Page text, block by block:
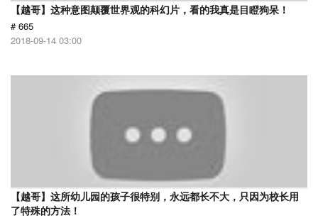
【越哥】这种意图颠覆世界观的科幻片，看的我真是目瞪狗呆！
# 665
2018-09-14 03:00
【越哥】这所幼儿园的孩子很特别，永远都长不大，只因为校长用
了特殊的方法！